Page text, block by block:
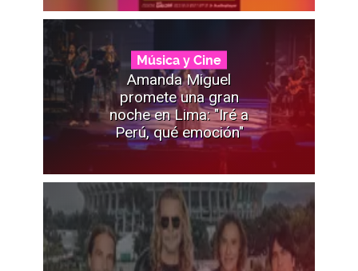
Música y Cine
Amanda Miguel
promete una gran
noche en Lima: "Iré a
Perú, qué emoción"